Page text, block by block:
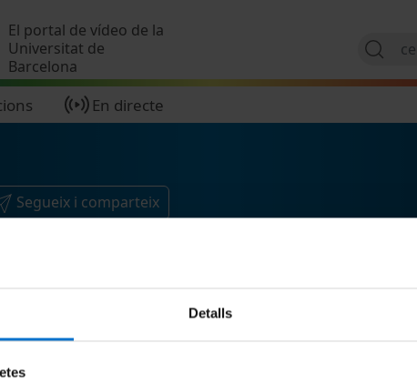
Detalls
El portal de vídeo de la
Universitat de
Barcelona
En directe
Segueix i comparteix